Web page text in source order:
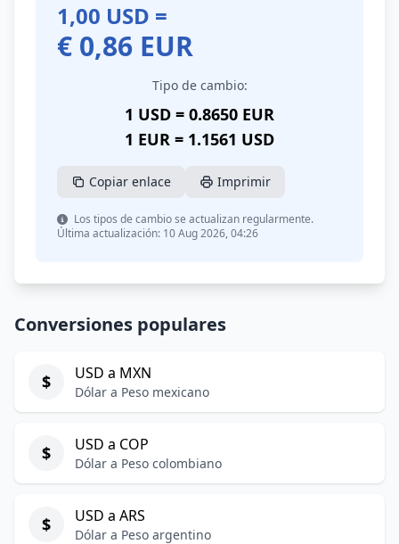
1,00 USD =
€ 0,86 EUR
Tipo de cambio:
1 USD = 0.8650 EUR
1 EUR = 1.1561 USD
Copiar enlace Imprimir
Los tipos de cambio se actualizan regularmente.
Última actualización: 10 Aug 2026, 04:26
Conversiones populares
$ USD a MXN
Dólar a Peso mexicano
$ USD a COP
Dólar a Peso colombiano
$ USD a ARS
Dólar a Peso argentino